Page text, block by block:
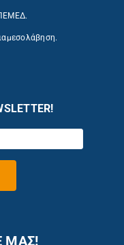
ΜΑΣ!